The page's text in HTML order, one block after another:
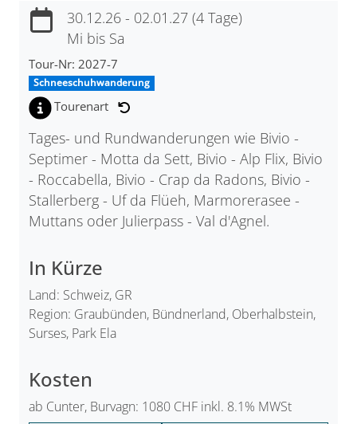
30.12.26 - 02.01.27 (4 Tage)
Mi bis Sa
Tour-Nr: 2027-7
Schneeschuhwanderung
Tourenart
Tages- und Rundwanderungen wie Bivio -
Septimer - Motta da Sett, Bivio - Alp Flix, Bivio
- Roccabella, Bivio - Crap da Radons, Bivio -
Stallerberg - Uf da Flüeh, Marmorerasee -
Muttans oder Julierpass - Val d'Agnel.
In Kürze
Land: Schweiz, GR
Region: Graubünden, Bündnerland, Oberhalbstein,
Surses, Park Ela
Kosten
ab Cunter, Burvagn: 1080 CHF inkl. 8.1% MWSt